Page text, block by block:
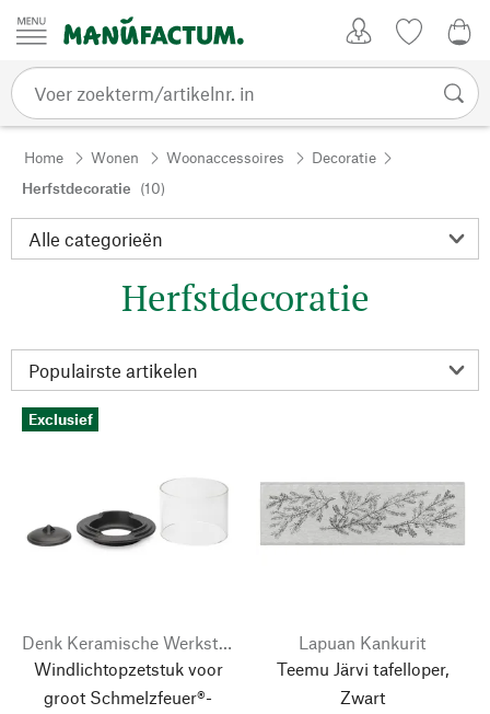
Passer au contenu
Home Wonen Woonaccessoires
Decoratie
Herfstdecoratie (10)
Herfstdecoratie
Exclusief
Denk Keramische Werkstätten
Windlichtopzetstuk voor
groot Schmelzfeuer®-
Lapuan Kankurit
Teemu Järvi tafelloper,
Zwart